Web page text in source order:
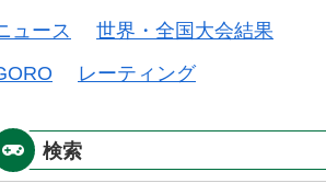
ュース
世界・全国大会結果
レーティング
検索